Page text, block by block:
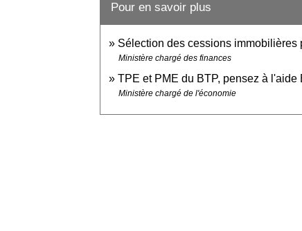
Pour en savoir plus
Sélection des cessions immobilières
Ministère chargé des finances
TPE et PME du BTP, pensez à l'aide
Ministère chargé de l'économie